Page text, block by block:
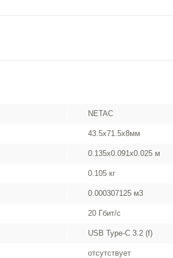
NETAC
43.5x71.5x8мм
0.135x0.091x0.025 м
0.105 кг
0.000307125 м3
20 Гбит/с
USB Type-C 3.2 (f)
отсутствует